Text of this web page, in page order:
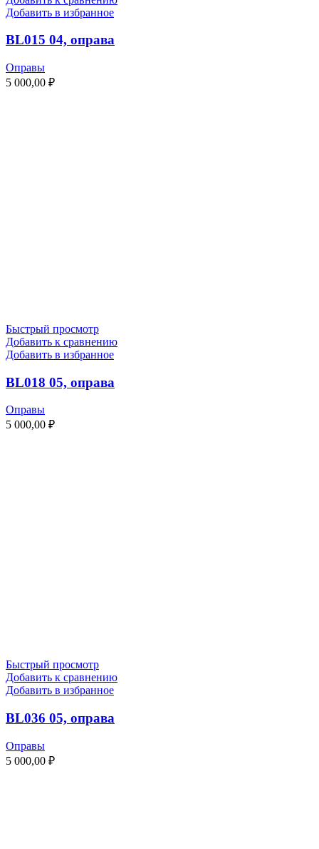
Добавить в избранное
BL015 04, оправа
Оправы
5 000,00 ₽
Быстрый просмотр
Добавить к сравнению
Добавить в избранное
BL018 05, оправа
Оправы
5 000,00 ₽
Быстрый просмотр
Добавить к сравнению
Добавить в избранное
BL036 05, оправа
Оправы
5 000,00 ₽